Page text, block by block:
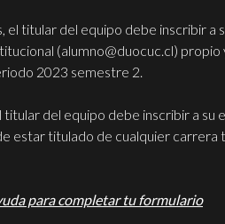
el titular del equipo debe inscribir a
(alumno@duocuc.cl) propio
2023 semestre 2.
del equipo debe inscribir a su
estar titulado de cualquier carrera
para completar tu formulario